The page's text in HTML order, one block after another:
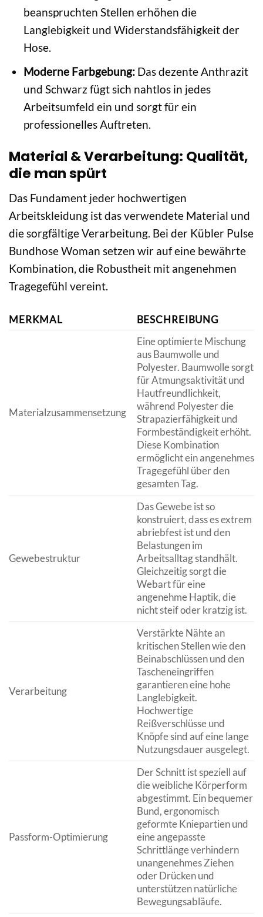
beanspruchten Stellen erhöhen die
Langlebigkeit und Widerstandsfähigkeit der
Hose.
Moderne Farbgebung:Das dezente Anthrazit
und Schwarz fügt sich nahtlos in jedes
Arbeitsumfeld ein und sorgt für ein
professionelles Auftreten.
Material & Verarbeitung: Qualität,
die man spürt
Das Fundament jeder hochwertigen
Arbeitskleidung ist das verwendete Material und
die sorgfältige Verarbeitung. Bei der Kübler Pulse
Bundhose Woman setzen wir auf eine bewährte
Kombination, die Robustheit mit angenehmen
Tragegefühl vereint.
MERKMAL BESCHREIBUNG
Materialzusammensetzung
Eine optimierte Mischung
aus Baumwolle und
Polyester. Baumwolle sorgt
für Atmungsaktivität und
Hautfreundlichkeit,
während Polyester die
Strapazierfähigkeit und
Formbeständigkeit erhöht.
Diese Kombination
ermöglicht ein angenehmes
Tragegefühl über den
gesamten Tag.
Gewebestruktur
Das Gewebe ist so
konstruiert, dass es extrem
abriebfest ist und den
Belastungen im
Arbeitsalltag standhält.
Gleichzeitig sorgt die
Webart für eine
angenehme Haptik, die
nicht steif oder kratzig ist.
Verarbeitung
Verstärkte Nähte an
kritischen Stellen wie den
Beinabschlüssen und den
Tascheneingriffen
garantieren eine hohe
Langlebigkeit.
Hochwertige
Reißverschlüsse und
Knöpfe sind auf eine lange
Nutzungsdauer ausgelegt.
Passform-Optimierung
Der Schnitt ist speziell auf
die weibliche Körperform
abgestimmt. Ein bequemer
Bund, ergonomisch
geformte Kniepartien und
eine angepasste
Schrittlänge verhindern
unangenehmes Ziehen
oder Drücken und
unterstützen natürliche
Bewegungsabläufe.